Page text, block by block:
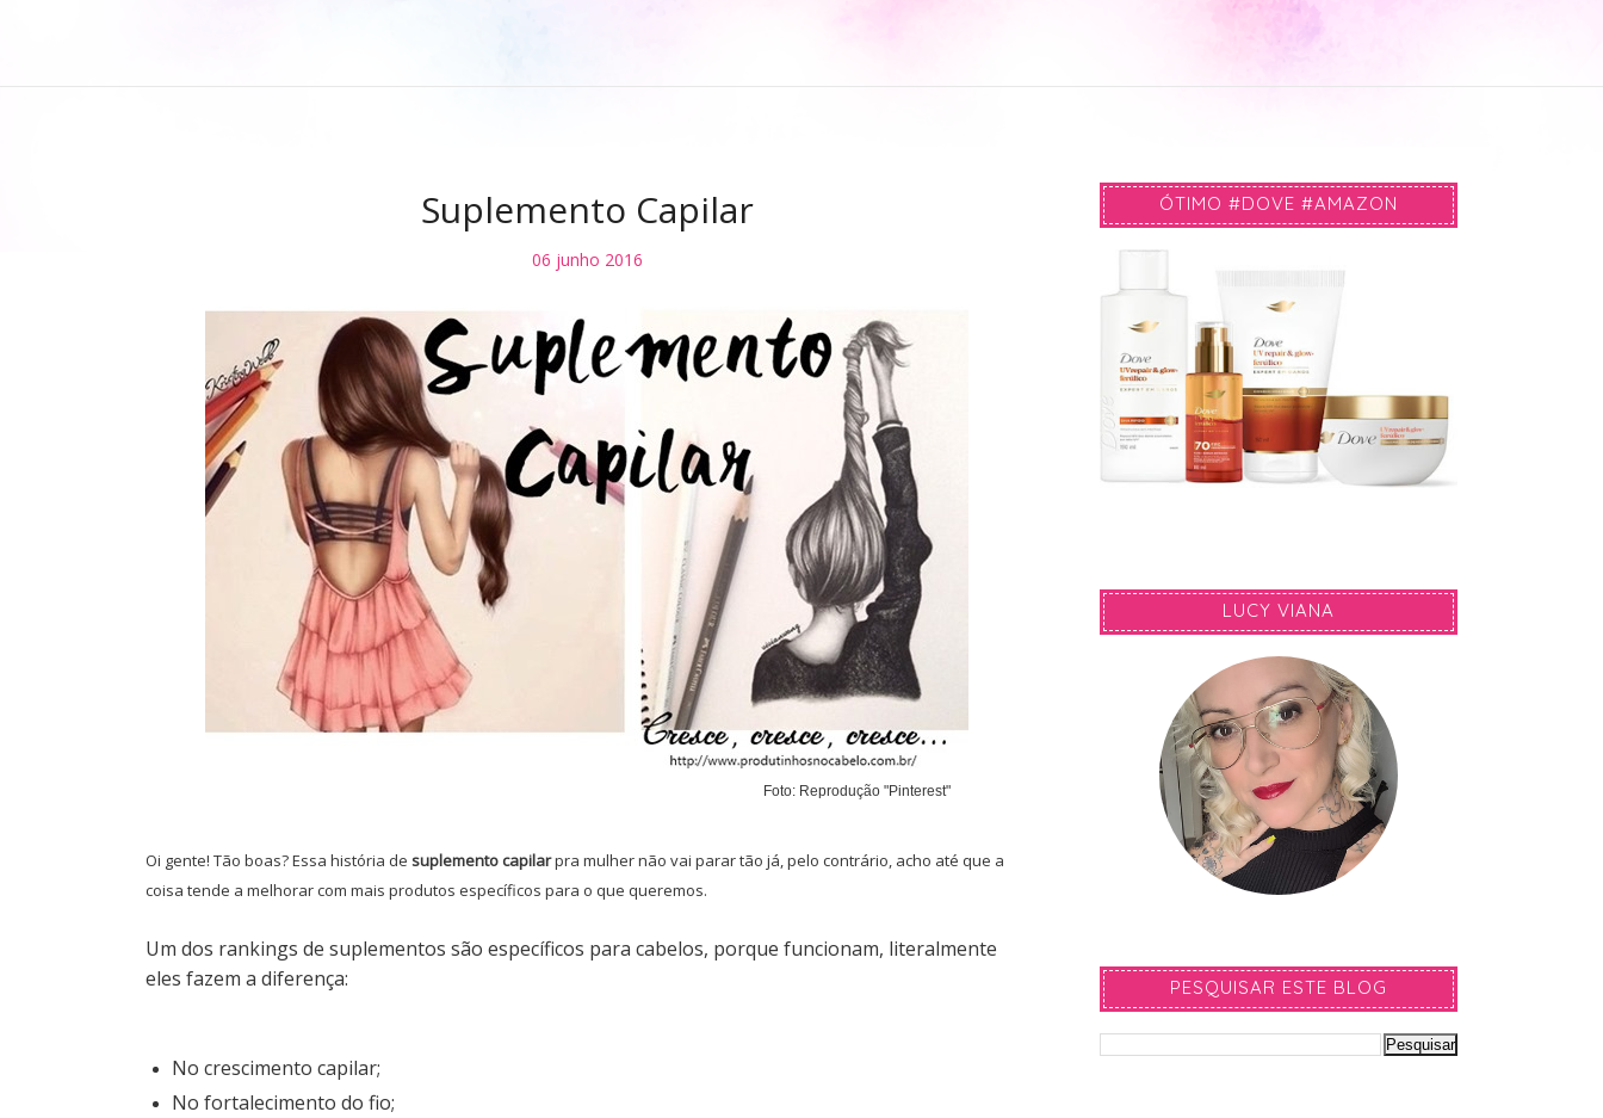
Suplemento Capilar
06 junho 2016
Foto: Reprodução "Pinterest"
Oi gente! Tão boas? Essa história de suplemento capilarpra mulher não vai parar tão já, pelo contrário, acho até que a
coisa tende a melhorar com mais produtos específicos para o que queremos.
Um dos rankings de suplementos são específicos para cabelos, porque funcionam, literalmente
eles fazem a diferença:
No crescimento capilar;
No fortalecimento do fio;
ÓTIMO #DOVE #AMAZON
LUCY VIANA
PESQUISAR ESTE BLOG